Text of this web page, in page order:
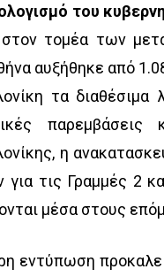
του
τομέα των
αυξήθηκε από
τα
η
για τις Γραμμές 2
μέσα στους
εντύπωση